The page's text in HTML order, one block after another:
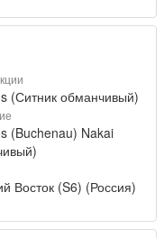
(Ситник обманчивый)
(Buchenau) Nakai
Восток (S6) (Россия)